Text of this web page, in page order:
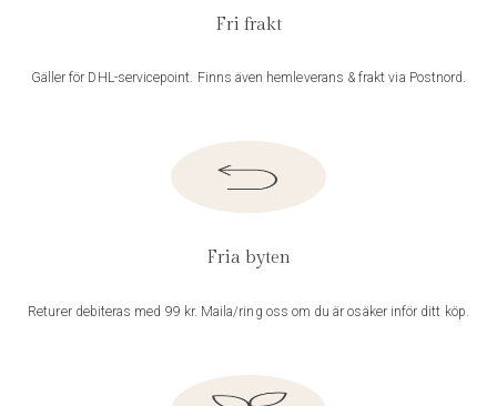
Fri frakt
Gäller för DHL-servicepoint. Finns även hemleverans & frakt via Postnord.
Fria byten
Returer debiteras med 99 kr. Maila/ring oss om du är osäker inför ditt köp.